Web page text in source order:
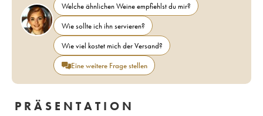
Welche ähnlichen Weine empfiehlst du mir?
Wie sollte ich ihn servieren?
Wie viel kostet mich der Versand?
Eine weitere Frage stellen
PRÄSENTATION